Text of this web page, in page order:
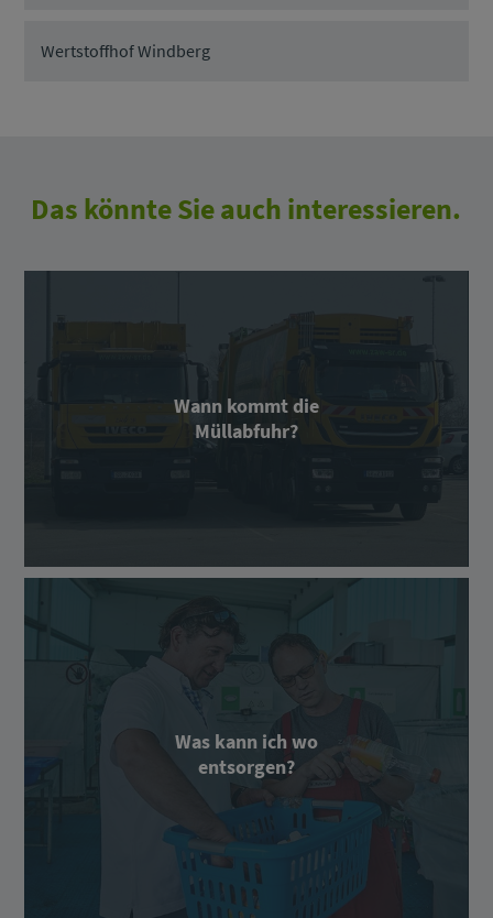
Wertstoffhof Windberg
Das könnte Sie auch interessieren.
Wann kommt die
Müllabfuhr?
Was kann ich wo
entsorgen?